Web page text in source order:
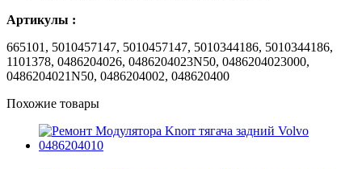
Артикулы :
665101, 5010457147, 5010457147, 5010344186, 5010344186,
1101378, 0486204026, 0486204023N50, 0486204023000,
0486204021N50, 0486204002, 048620400
Похожие товары